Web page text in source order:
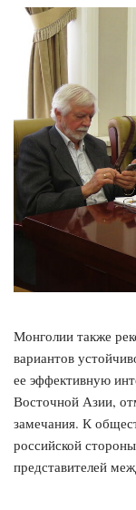
Монголии также
вариантов
ее эффективную
Восточной Азии,
замечания. К
российской
представителей